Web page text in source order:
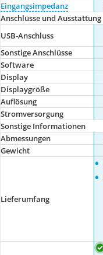
Eingangsimpedanz
Anschlüsse und Ausstattung
USB-Anschluss
Sonstige Anschlüsse
Software
Display
Displaygröße
Auflösung
Stromversorgung
Sonstige Informationen
Abmessungen
Gewicht
Lieferumfang
•
•